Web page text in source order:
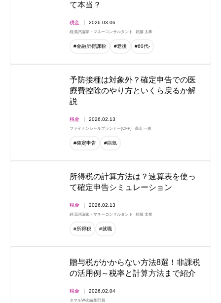
て本当？
税金 2026.03.06
経済評論家・マネーコンサルタント 頼藤 太希
#金融所得課税 #老後 #60代-
予防接種は対象外？確定申告での医
療費控除のやり方といくら戻るか解
説
税金 2026.02.13
ファイナンシャルプランナー(CFP) 高山 一恵
#確定申告 #病気
所得税の計算方法は？速算表を使っ
て確定申告シミュレーション
税金 2026.02.13
経済評論家・マネーコンサルタント 頼藤 太希
#所得税 #就職
贈与税がかからない方法8選！非課税
の活用例～税率と計算方法まで紹介
税金 2026.02.04
タマルWeb編集部員